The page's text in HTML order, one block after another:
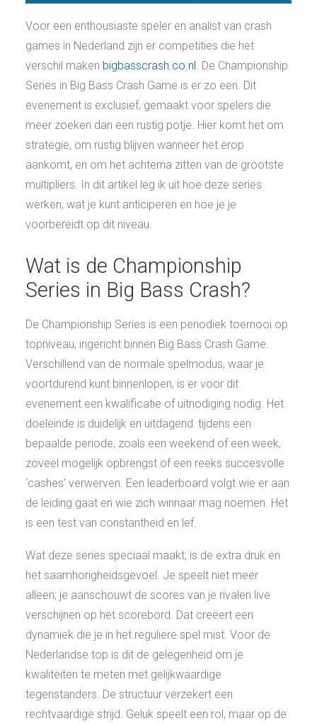
Voor een enthousiaste speler en analist van crash
games in Nederland zijn er competities die het
verschil maken bigbasscrash.co.nl. De Championship
Series in Big Bass Crash Game is er zo een. Dit
evenement is exclusief, gemaakt voor spelers die
meer zoeken dan een rustig potje. Hier komt het om
strategie, om rustig blijven wanneer het erop
aankomt, en om het achterna zitten van de grootste
multipliers. In dit artikel leg ik uit hoe deze series
werken, wat je kunt anticiperen en hoe je je
voorbereidt op dit niveau.
Wat is de Championship
Series in Big Bass Crash?
De Championship Series is een periodiek toernooi op
topniveau, ingericht binnen Big Bass Crash Game.
Verschillend van de normale spelmodus, waar je
voortdurend kunt binnenlopen, is er voor dit
evenement een kwalificatie of uitnodiging nodig. Het
doeleinde is duidelijk en uitdagend: tijdens een
bepaalde periode, zoals een weekend of een week,
zoveel mogelijk opbrengst of een reeks succesvolle
‘cashes’ verwerven. Een leaderboard volgt wie er aan
de leiding gaat en wie zich winnaar mag noemen. Het
is een test van constantheid en lef.
Wat deze series speciaal maakt, is de extra druk en
het saamhorigheidsgevoel. Je speelt niet meer
alleen; je aanschouwt de scores van je rivalen live
verschijnen op het scorebord. Dat creëert een
dynamiek die je in het reguliere spel mist. Voor de
Nederlandse top is dit de gelegenheid om je
kwaliteiten te meten met gelijkwaardige
tegenstanders. De structuur verzekert een
rechtvaardige strijd. Geluk speelt een rol, maar op de